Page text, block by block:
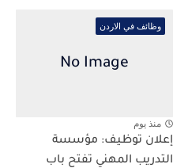
وظائف في الاردن
منذ يوم
إعلان توظيف: مؤسسة
التدريب المهني تفتح باب